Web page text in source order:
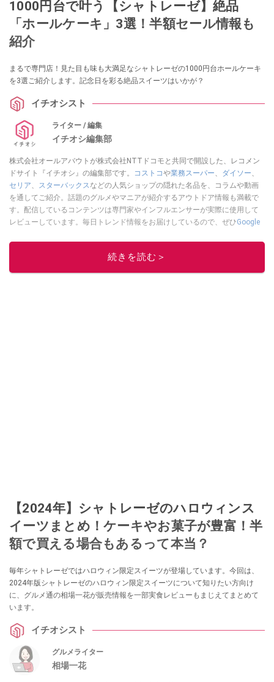
1000円台で叶う【シャトレーゼ】絶品
「ホールケーキ」3選！半額セール情報も
紹介
まるで専門店！見た目も味も大満足なシャトレーゼの1000円台ホールケーキ
を3選ご紹介します。記念日を彩る絶品スイーツはいかが？
イチオシスト
ライター / 編集
イチオシ編集部
株式会社オールアバウトが株式会社NTTドコモと共同で開設した、レコメン
ドサイト『イチオシ』の編集部です。
コストコや業務スーパー ダイソー
セリア
スターバックス などの人気ショップの隠れた名品を、コラムや動画
を通してご紹介。話題のグルメやマニアが紹介するアウトドア情報も満載で
す。配信しているコンテンツは専門家やインフルエンサーが実際に使用して
レビューしています。毎日トレンド情報をお届けしているので、ぜひGoogle
このイチオシストの他の記事を読む
続きを読む＞
【2024年】シャトレーゼのハロウィンス
イーツまとめ！ケーキやお菓子が豊富！半
額で買える場合もあるって本当？
毎年シャトレーゼではハロウィン限定スイーツが登場しています。今回は、
2024年版シャトレーゼのハロウィン限定スイーツについて知りたい方向け
に、グルメ通の相場一花が販売情報を一部実食レビューもまじえてまとめて
います。
イチオシスト
グルメライター
相場一花